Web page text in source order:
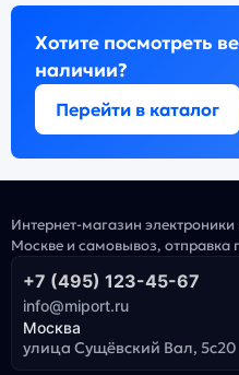
Хотите посмотреть
наличии?
Перейти в каталог
Интернет-магазин
Москве и самовывоз, отправка
+7 (495) 123-45-67
info@miport.ru
Москва
улица Сущёвский Вал, 5с20